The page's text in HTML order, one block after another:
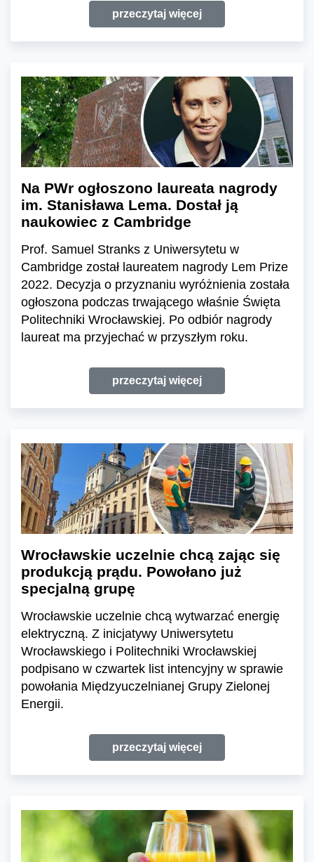
przeczytaj więcej
Na PWr ogłoszono laureata nagrody
im. Stanisława Lema. Dostał ją
naukowiec z Cambridge
Prof. Samuel Stranks z Uniwersytetu w
Cambridge został laureatem nagrody Lem Prize
2022. Decyzja o przyznaniu wyróżnienia została
ogłoszona podczas trwającego właśnie Święta
Politechniki Wrocławskiej. Po odbiór nagrody
laureat ma przyjechać w przyszłym roku.
przeczytaj więcej
Wrocławskie uczelnie chcą zając się
produkcją prądu. Powołano już
specjalną grupę
Wrocławskie uczelnie chcą wytwarzać energię
elektryczną. Z inicjatywy Uniwersytetu
Wrocławskiego i Politechniki Wrocławskiej
podpisano w czwartek list intencyjny w sprawie
powołania Międzyuczelnianej Grupy Zielonej
Energii.
przeczytaj więcej